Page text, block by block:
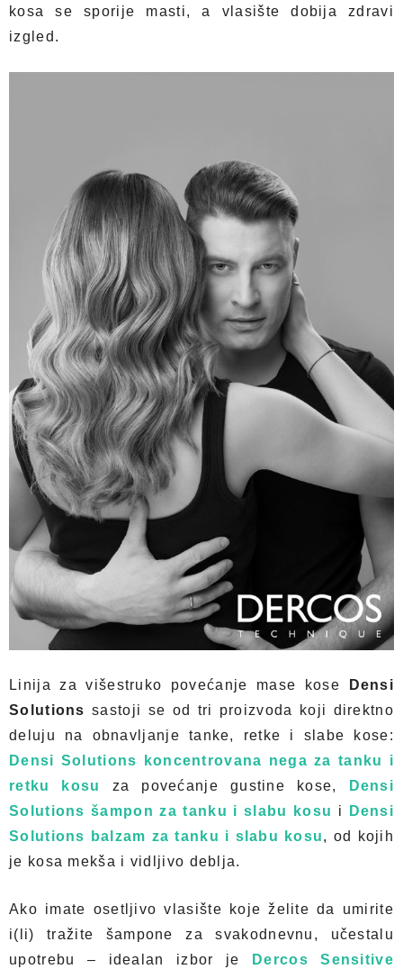
kosa se sporije masti, a vlasište dobija zdravi
izgled.
Linija za višestruko povećanje mase kose
Densi
Solutions sastoji se od tri proizvoda koji direktno
deluju na obnavljanje tanke, retke i slabe kose:
Densi Solutions koncentrovana nega za tanku i
retku kosu
za povećanje gustine kose,
Densi
Solutions šampon za tanku i slabu kosu i
Densi
Solutions balzam za tanku i slabu kosu, od kojih
je kosa mekša i vidljivo deblja.
Ako imate osetljivo vlasište koje želite da umirite
i(li) tražite šampone za svakodnevnu, učestalu
upotrebu – idealan izbor je
Dercos Sensitive